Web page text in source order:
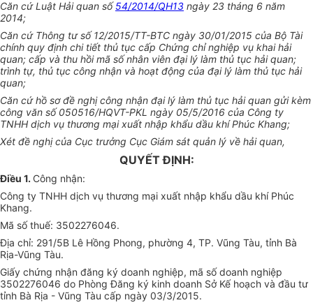
Căn cứ Luật Hảiquan số 54/2014/QH13 ngày 23 tháng 6 năm
2014;
Căn cứ Thông tư số 12/2015/TT-BTC ngày 30/01/2015 của Bộ Tài
chính quy định chi tiết thủ tục cấp Chứng chỉ nghiệp vụ khai hải
quan; cấp và thu hồi mã số nhân viên đại lý làm thủ tục hải quan;
trình tự, thủ tục công nhận và hoạt động của đại lý làm thủ tục hải
quan;
Căn cứ hồ sơ đề nghị công nhận đại lý làm thủ tục hải quan gửi kèm
công văn số 050516/HQVT-PKL ngày 05/5/2016 của Công ty
TNHH dịch vụ thương mại xuất nhập khẩu dầu khí Phúc Khang;
Xét đề nghị của Cục trưởng Cục Giám sát quản lý về hải quan,
QUYẾT ĐỊNH:
Điều 1. Công nhận:
Công ty TNHH dịch vụ thương mại xuất nhập khẩu dầu khí Phúc
Khang.
Mã số thuế: 3502276046.
Địa chỉ: 291/5B Lê Hồng Phong, phường 4, TP. Vũng Tàu, tỉnh Bà
Rịa-Vũng Tàu.
Giấy chứng nhận đăng ký doanh nghiệp, mã số doanh nghiệp
3502276046 do Phòng Đăng ký kinh doanh Sở Kế hoạch và đầu tư
tỉnh Bà Rịa - Vũng Tàu cấp ngày 03/3/2015.